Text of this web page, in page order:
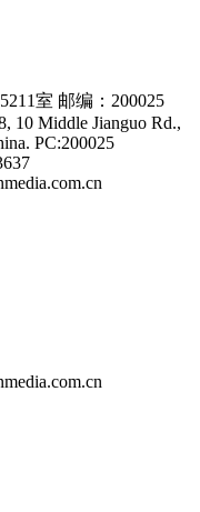
室 邮编：200025
10 Middle Jianguo Rd.,
PC:200025